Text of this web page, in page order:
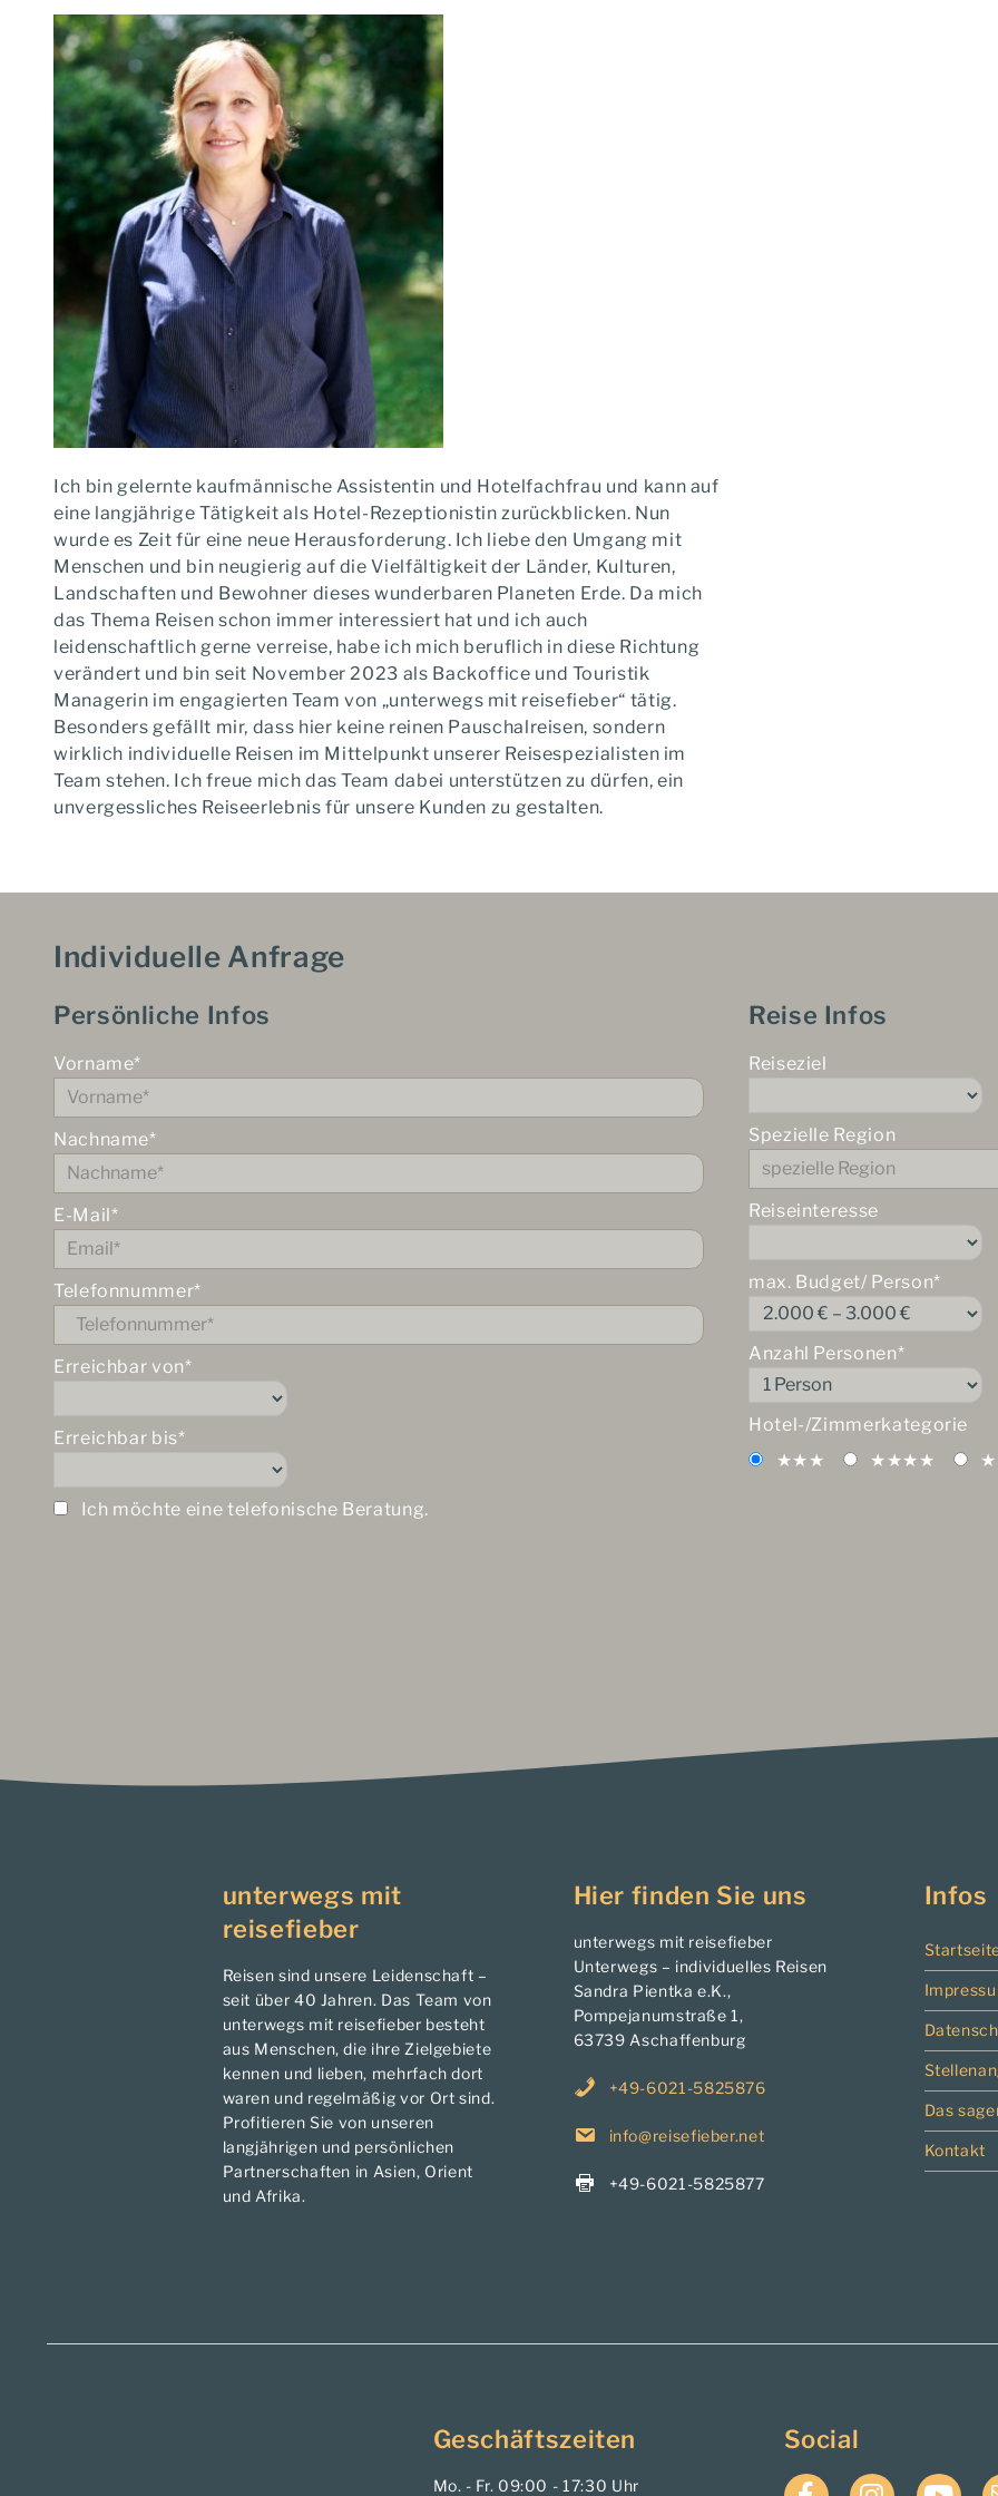
Ich bin gelernte kaufmännische Assistentin und Hotelfachfrau und kann auf
eine langjährige Tätigkeit als Hotel-Rezeptionistin zurückblicken. Nun
wurde es Zeit für eine neue Herausforderung. Ich liebe den Umgang mit
Menschen und bin neugierig auf die Vielfältigkeit der Länder, Kulturen,
Landschaften und Bewohner dieses wunderbaren Planeten Erde. Da mich
das Thema Reisen schon immer interessiert hat und ich auch
leidenschaftlich gerne verreise, habe ich mich beruflich in diese Richtung
verändert und bin seit November 2023 als Backoffice und Touristik
Managerin im engagierten Team von „unterwegs mit reisefieber“ tätig.
Besonders gefällt mir, dass hier keine reinen Pauschalreisen, sondern
wirklich individuelle Reisen im Mittelpunkt unserer Reisespezialisten im
Team stehen. Ich freue mich das Team dabei unterstützen zu dürfen, ein
unvergessliches Reiseerlebnis für unsere Kunden zu gestalten.
Individuelle Anfrage
Persönliche Infos
Vorname*
Nachname*
E-Mail*
Telefonnummer*
Erreichbar von*
Erreichbar bis*
Ich möchte eine telefonische Beratung.
Reise Infos
Reiseziel
Spezielle Region
Reiseinteresse
max. Budget/ Person*
Anzahl Personen*
Hotel-/Zimmerkategorie
★★★
★★★★
unterwegs mit
reisefieber
Reisen sind unsere Leidenschaft –
seit über 40 Jahren. Das Team von
unterwegs mit reisefieber besteht
aus Menschen, die ihre Zielgebiete
kennen und lieben, mehrfach dort
waren und regelmäßig vor Ort sind.
Profitieren Sie von unseren
langjährigen und persönlichen
Partnerschaften in Asien, Orient
und Afrika.
Hier finden Sie uns
unterwegs mit reisefieber
Unterwegs – individuelles Reisen
Sandra Pientka e.K.,
Pompejanumstraße 1,
63739 Aschaffenburg
+49-6021-5825876
info@reisefieber.net
+49-6021-5825877
Infos
Das
Kontakt
Geschäftszeiten
Mo. - Fr. 09:00 - 17:30 Uhr
Social
FacebookInstagram